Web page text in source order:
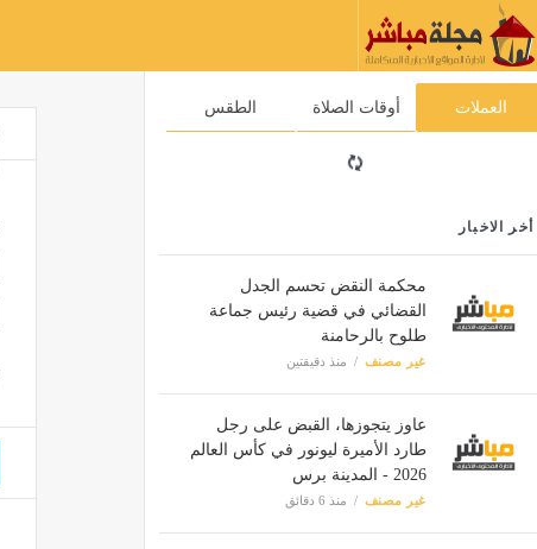
العملات أوقات الصلاة الطقس
أخر الاخبار
محكمة النقض تحسم الجدل
القضائي في قضية رئيس جماعة
طلوح بالرحامنة
غير مصنف منذ دقيقتين
عاوز يتجوزها، القبض على رجل
طارد الأميرة ليونور في كأس العالم
2026 - المدينة برس
غير مصنف منذ 6 دقائق